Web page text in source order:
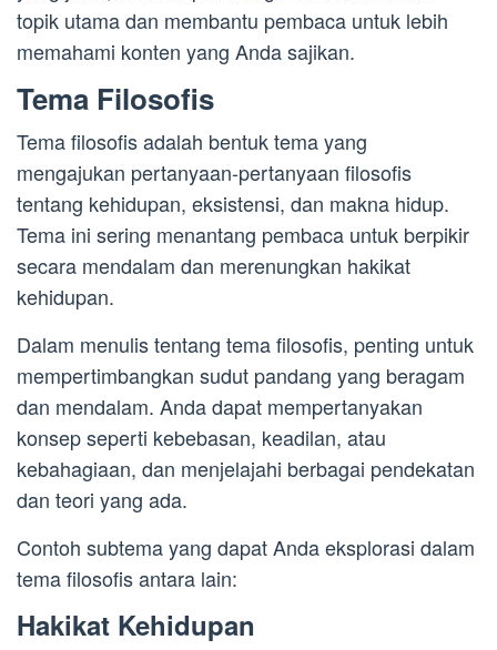
topik utama dan membantu pembaca untuk lebih
memahami konten yang Anda sajikan.
Tema Filosofis
Tema filosofis adalah bentuk tema yang
mengajukan pertanyaan-pertanyaan filosofis
tentang kehidupan, eksistensi, dan makna hidup.
Tema ini sering menantang pembaca untuk berpikir
secara mendalam dan merenungkan hakikat
kehidupan.
Dalam menulis tentang tema filosofis, penting untuk
mempertimbangkan sudut pandang yang beragam
dan mendalam. Anda dapat mempertanyakan
konsep seperti kebebasan, keadilan, atau
kebahagiaan, dan menjelajahi berbagai pendekatan
dan teori yang ada.
Contoh subtema yang dapat Anda eksplorasi dalam
tema filosofis antara lain:
Hakikat Kehidupan